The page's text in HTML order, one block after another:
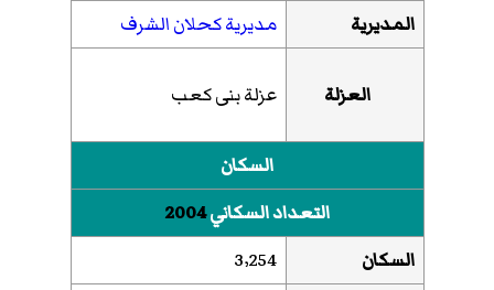
المديرية
مديرية كحلان الشرف
العزلة عزلة بنى كعب
السكان
التعداد السكاني2004
السكان
3٬254